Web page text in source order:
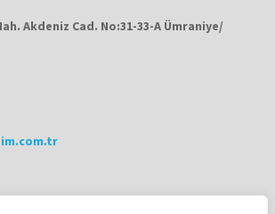
Akdeniz Cad. No:31-33-A Ümraniye/